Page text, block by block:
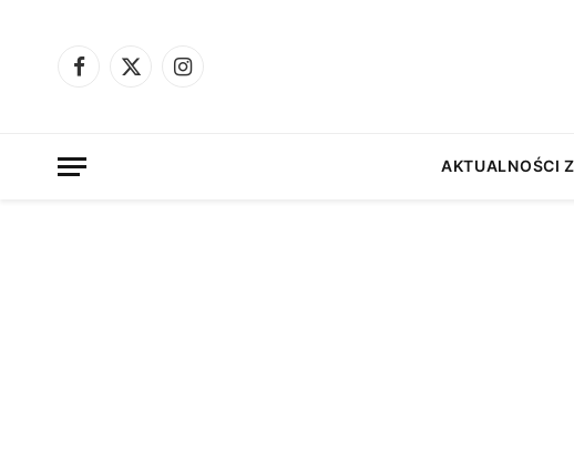
Facebook
X
Instagram
AKTUALNOŚCI